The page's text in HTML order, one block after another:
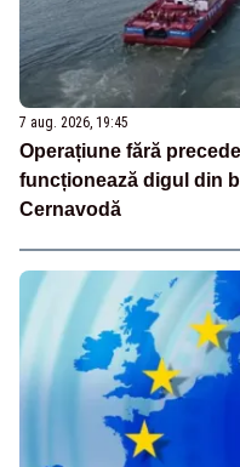
7 aug. 2026, 19:45
Operațiune fără
funcționează digul din
Cernavodă